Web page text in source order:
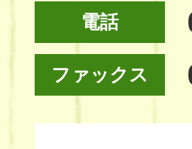
電話
ファックス